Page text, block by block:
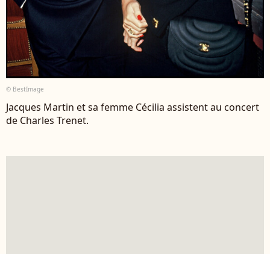
© BestImage
Jacques Martin et sa femme Cécilia assistent au concert
de Charles Trenet.